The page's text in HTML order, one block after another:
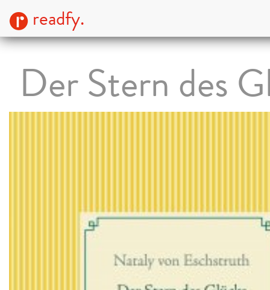
readfy.
Der Stern des